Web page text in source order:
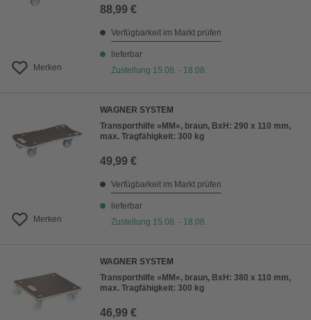
Merken
88,99 €
Verfügbarkeit im Markt prüfen
lieferbar
Zustellung 15.08. - 18.08.
Merken
WAGNER SYSTEM
Transporthilfe »MM«, braun, BxH: 290 x 110 mm,
max. Tragfähigkeit: 300 kg
49,99 €
Verfügbarkeit im Markt prüfen
lieferbar
Zustellung 15.08. - 18.08.
WAGNER SYSTEM
Transporthilfe »MM«, braun, BxH: 380 x 110 mm,
max. Tragfähigkeit: 300 kg
46,99 €